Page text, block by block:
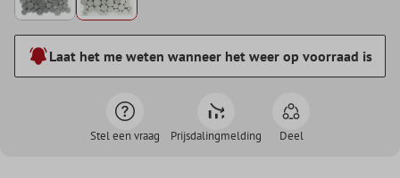
Laat het me weten wanneer het weer op voorraad is
Stel een vraag Prijsdalingmelding Deel